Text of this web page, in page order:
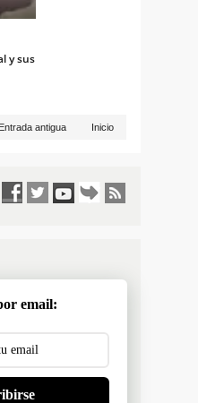
y sus
Entrada antigua Inicio
email: